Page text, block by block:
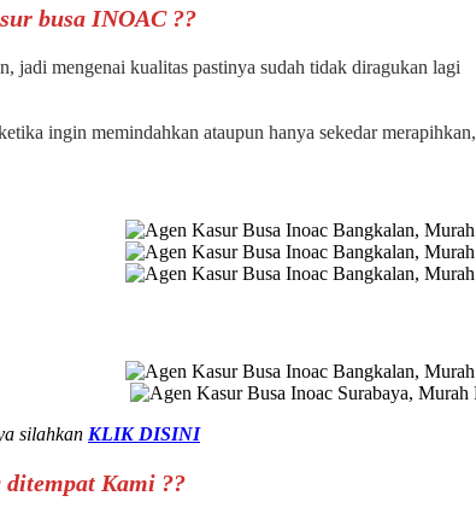
busa INOAC ??
jadi mengenai kualitas pastinya sudah tidak diragukan lagi
ingin memindahkan ataupun hanya sekedar merapihkan,
silahkan KLIK DISINI
Kami ??